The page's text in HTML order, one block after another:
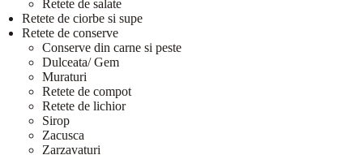
Retete de salate
Retete de ciorbe si supe
Retete de conserve
Conserve din carne si peste
Dulceata/ Gem
Muraturi
Retete de compot
Retete de lichior
Sirop
Zacusca
Zarzavaturi